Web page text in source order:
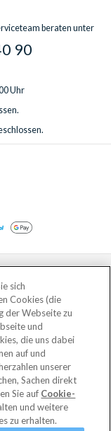
beraten unter
90
Uhr
- 2026
2 Lower Mortlake Road,
2JA.
Tickets LTD, who are
and 3427117.
and VAT Number
sich
Cookies (die
der Webseite zu
und
die uns dabei
auf und
unserer
Sachen direkt
Sie auf Cookie-
und weitere
zu erhalten.